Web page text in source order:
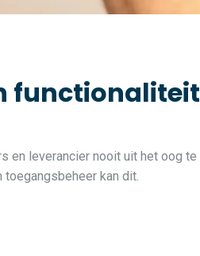
leverancier nooit uit het oog
kan dit.